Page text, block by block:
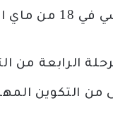
المقبل.
الرابعة من
المهني